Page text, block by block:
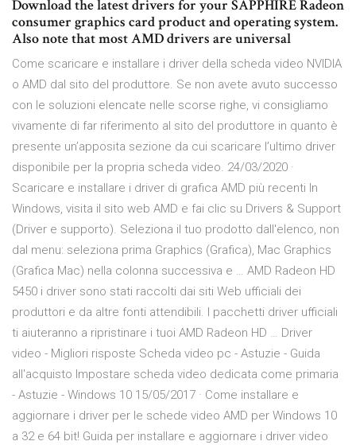
Download the latest drivers for your SAPPHIRE Radeon
consumer graphics card product and operating system.
Also note that most AMD drivers are universal
Come scaricare e installare i driver della scheda video NVIDIA
o AMD dal sito del produttore. Se non avete avuto successo
con le soluzioni elencate nelle scorse righe, vi consigliamo
vivamente di far riferimento al sito del produttore in quanto è
presente un’apposita sezione da cui scaricare l’ultimo driver
disponibile per la propria scheda video. 24/03/2020 ·
Scaricare e installare i driver di grafica AMD più recenti In
Windows, visita il sito web AMD e fai clic su Drivers & Support
(Driver e supporto). Seleziona il tuo prodotto dall'elenco, non
dal menu: seleziona prima Graphics (Grafica), Mac Graphics
(Grafica Mac) nella colonna successiva e … AMD Radeon HD
5450 i driver sono stati raccolti dai siti Web ufficiali dei
produttori e da altre fonti attendibili. I pacchetti driver ufficiali
ti aiuteranno a ripristinare i tuoi AMD Radeon HD … Driver
video - Migliori risposte Scheda video pc - Astuzie - Guida
all'acquisto Impostare scheda video dedicata come primaria
- Astuzie - Windows 10 15/05/2017 · Come installare e
aggiornare i driver per le schede video AMD per Windows 10
a 32 e 64 bit! Guida per installare e aggiornare i driver video